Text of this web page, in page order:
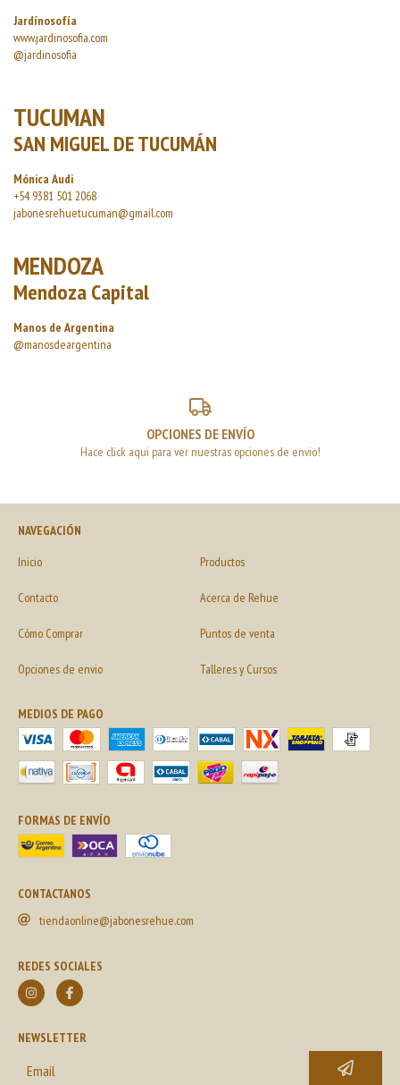
Jardínosofía
www.jardinosofia.com
@jardinosofia
TUCUMAN
SAN MIGUEL DE TUCUMÁN
Mónica Audi
+54 9381 501 2068
jabonesrehuetucuman@gmail.com
MENDOZA
Mendoza Capital
Manos de Argentina
@manosdeargentina
OPCIONES DE ENVÍO
Hace click aqui para ver nuestras opciones de envio!
NAVEGACIÓN
Inicio
Productos
Contacto Acerca de Rehue
Cómo Comprar Puntos de venta
Opciones de envio Talleres y Cursos
MEDIOS DE PAGO
FORMAS DE ENVÍO
CONTACTANOS
tiendaonline@jabonesrehue.com
REDES SOCIALES
NEWSLETTER